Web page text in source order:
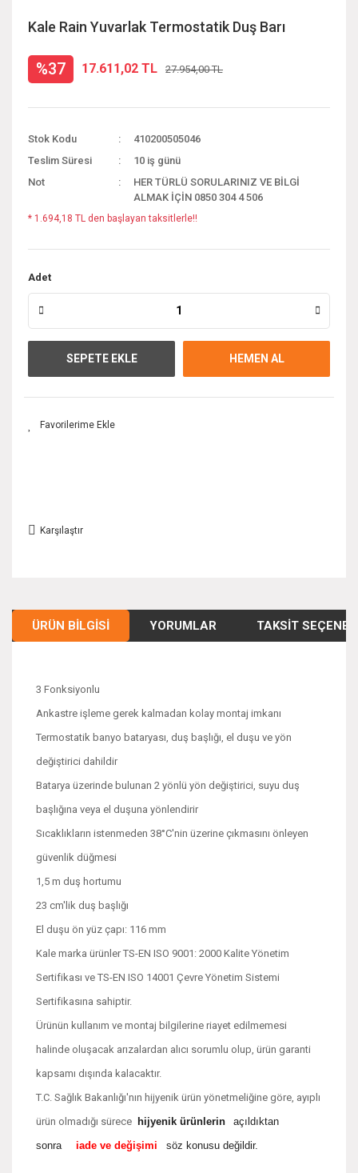
Kale Rain Yuvarlak Termostatik Duş Barı
%37 17.611,02 TL 27.954,00 TL
Stok Kodu
410200505046
Teslim Süresi
10 iş günü
Not
HER TÜRLÜ SORULARINIZ VE BİLGİ
ALMAK İÇİN 0850 304 4 506
* 1.694,18 TL den başlayan taksitlerle!!
Adet
SEPETE EKLE HEMEN AL
Karşılaştır
ÜRÜN BILGISI YORUMLAR TAKSIT
3 Fonksiyonlu
Ankastre işleme gerek kalmadan kolay montaj imkanı
Termostatik banyo bataryası, duş başlığı, el duşu ve yön
değiştirici dahildir
Batarya üzerinde bulunan 2 yönlü yön değiştirici, suyu duş
başlığına veya el duşuna yönlendirir
Sıcaklıkların istenmeden 38°C'nin üzerine çıkmasını önleyen
güvenlik düğmesi
1,5 m duş hortumu
23 cm'lik duş başlığı
El duşu ön yüz çapı: 116 mm
Kale marka ürünler TS-EN ISO 9001: 2000 Kalite Yönetim
Sertifikası ve TS-EN ISO 14001 Çevre Yönetim Sistemi
Sertifikasına sahiptir.
Ürünün kullanım ve montaj bilgilerine riayet edilmemesi
halinde oluşacak arızalardan alıcı sorumlu olup, ürün garanti
kapsamı dışında kalacaktır.
T.C. Sağlık Bakanlığı'nın hijyenik ürün yönetmeliğine göre, ayıplı
ürün olmadığı sürece hijyenik ürünlerin
açıldıktan
sonra
iade ve değişimi söz konusu değildir.